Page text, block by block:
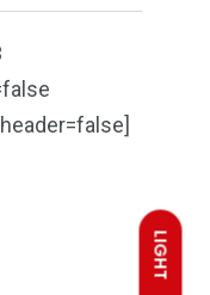
LIGHT